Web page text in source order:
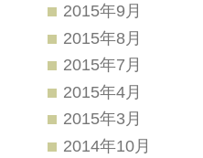
2015年9月
2015年8月
2015年7月
2015年4月
2015年3月
2014年10月